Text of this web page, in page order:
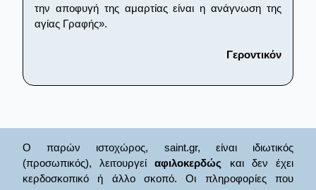
την αποφυγή της αμαρτίας είναι η ανάγνωση της
αγίας Γραφής».
Γεροντικόν
Ο παρών ιστοχώρος, saint.gr, είναι ιδιωτικός
(προσωπικός), λειτουργείαφιλοκερδώς και δεν έχει
κερδοσκοπικό ή άλλο σκοπό. Οι πληροφορίες που